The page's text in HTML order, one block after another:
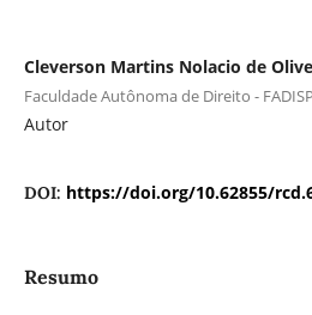
Cleverson Martins Nolacio de
Faculdade Autônoma de Direito - FADISP
Autor
DOI: https://doi.org/10.62855/
Resumo